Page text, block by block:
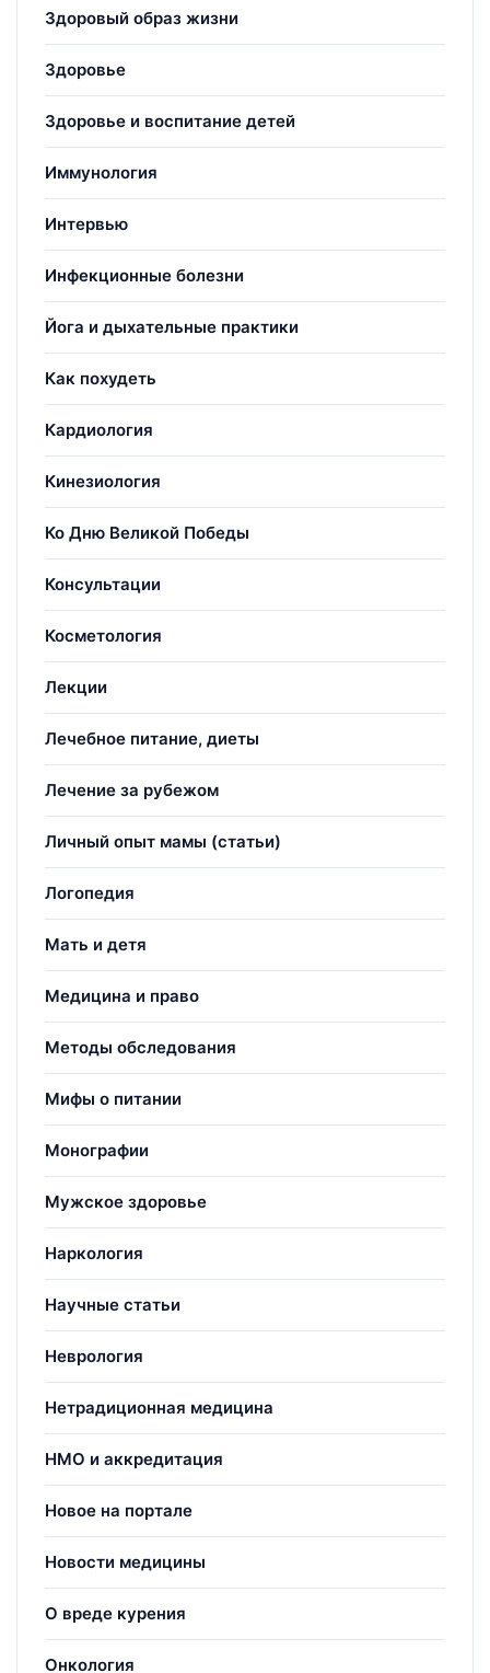
Здоровый образ жизни
Здоровье
Здоровье и воспитание детей
Иммунология
Интервью
Инфекционные болезни
Йога и дыхательные практики
Как похудеть
Кардиология
Кинезиология
Ко Дню Великой Победы
Консультации
Косметология
Лекции
Лечебное питание, диеты
Лечение за рубежом
Личный опыт мамы (статьи)
Логопедия
Мать и детя
Медицина и право
Методы обследования
Мифы о питании
Монографии
Мужское здоровье
Наркология
Научные статьи
Неврология
Нетрадиционная медицина
НМО и аккредитация
Новое на портале
Новости медицины
О вреде курения
Онкология